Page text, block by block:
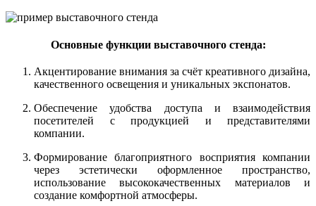
Основные функции выставочного стенда:
Акцентирование внимания за счёт креативного дизайна,
качественного освещения и уникальных экспонатов.
Обеспечение удобства доступа и взаимодействия
посетителей с продукцией и представителями
компании.
Формирование благоприятного восприятия компании
через эстетически оформленное пространство,
использование высококачественных материалов и
создание комфортной атмосферы.